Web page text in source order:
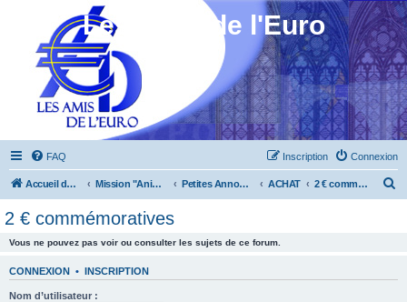
Les Amis de l'Euro
FAQ Connexion
Inscription
Accueil du forum Mission "Animation" Petites Annonces ACHAT 2 € commémoratives
2 € commémoratives
Vous ne pouvez pas voir ou consulter les sujets de ce forum.
CONNEXION • INSCRIPTION
Nom d’utilisateur :